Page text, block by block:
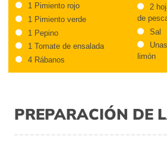
1 Pimiento rojo
1 Pimiento verde
1 Pepino
1 Tomate de ensalada
4 Rábanos
2
de
Sal
limón
PREPARACIÓN DE